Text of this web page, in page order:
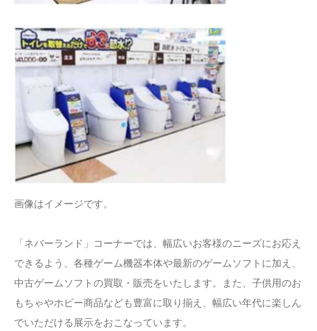
画像はイメージです。
「ネバーランド」コーナーでは、幅広いお客様のニーズにお応え
できるよう、各種ゲーム機器本体や最新のゲームソフトに加え、
中古ゲームソフトの買取・販売をいたします。また、子供用のお
もちゃやホビー商品なども豊富に取り揃え、幅広い年代に楽しん
でいただける展示をおこなっています。